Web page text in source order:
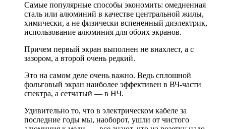
Самые популярные способы экономить: омедненная
сталь или алюминий в качестве центральной жилы,
химически, а не физически вспененный диэлектрик,
использование алюминия для обоих экранов.
Причем первый экран выполнен не внахлест, а с
зазором, а второй очень редкий.
Это на самом деле очень важно. Ведь сплошной
фольговый экран наиболее эффективен в ВЧ-части
спектра, а сетчатый — в НЧ.
Удивительно то, что в электрическом кабеле за
последние годы мы, наоборот, ушли от чистого